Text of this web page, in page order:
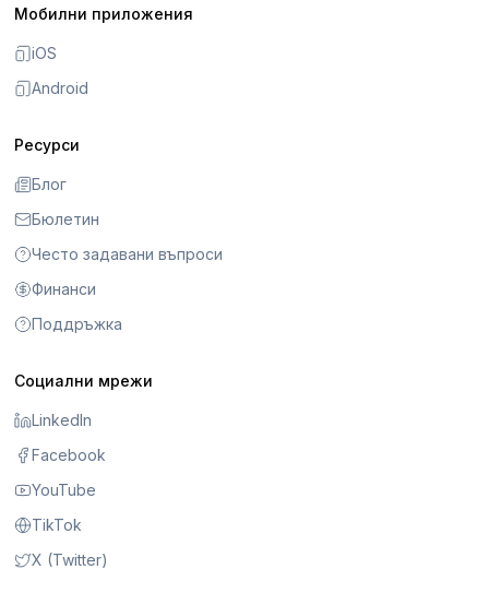
Мобилни приложения
iOS
Android
Ресурси
Блог
Бюлетин
Често задавани въпроси
Финанси
Поддръжка
Социални мрежи
LinkedIn
Facebook
YouTube
TikTok
X (Twitter)